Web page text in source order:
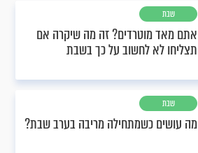
שבת
אתם מאד מוטרדים? זה מה שיקרה אם
תצליחו לא לחשוב על כך בשבת
שבת
מה עושים כשמתחילה מריבה בערב שבת?